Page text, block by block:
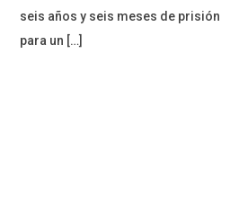
seis años y seis meses de prisión
para un […]